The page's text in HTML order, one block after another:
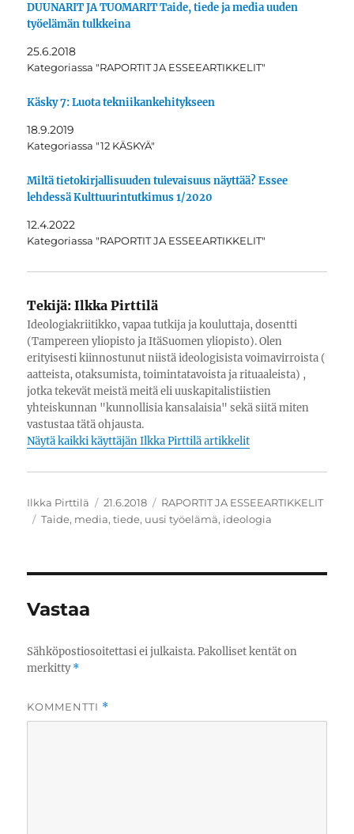
DUUNARIT JA TUOMARIT Taide, tiede ja media uuden
työelämän tulkkeina
25.6.2018
Kategoriassa "RAPORTIT JA ESSEEARTIKKELIT"
Käsky 7: Luota tekniikankehitykseen
18.9.2019
Kategoriassa "12 KÄSKYÄ"
Miltä tietokirjallisuuden tulevaisuus näyttää? Essee
lehdessä Kulttuurintutkimus 1/2020
12.4.2022
Kategoriassa "RAPORTIT JA ESSEEARTIKKELIT"
Tekijä: Ilkka Pirttilä
Ideologiakriitikko, vapaa tutkija ja kouluttaja, dosentti
(Tampereen yliopisto ja ItäSuomen yliopisto). Olen
erityisesti kiinnostunut niistä ideologisista voimavirroista (
aatteista, otaksumista, toimintatavoista ja rituaaleista) ,
jotka tekevät meistä meitä eli uuskapitalistiistien
yhteiskunnan "kunnollisia kansalaisia" sekä siitä miten
vastustaa tätä ohjausta.
Näytä kaikki käyttäjän Ilkka Pirttilä artikkelit
Kirjoittaja
Ilkka Pirttilä Julkaistu
21.6.2018 Kategoriat
RAPORTIT JA ESSEEARTIKKELIT
Avainsanat
Taide, media,tiede, uusi työelämä, ideologia
Vastaa
Sähköpostiosoitettasi ei julkaista. Pakolliset kentät on
merkitty*
KOMMENTTI *